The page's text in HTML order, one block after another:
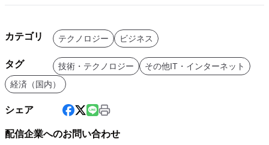
カテゴリ テクノロジー ビジネス
タグ 技術・テクノロジー
その他IT・インターネット
経済（国内）
シェア
配信企業へのお問い合わせ